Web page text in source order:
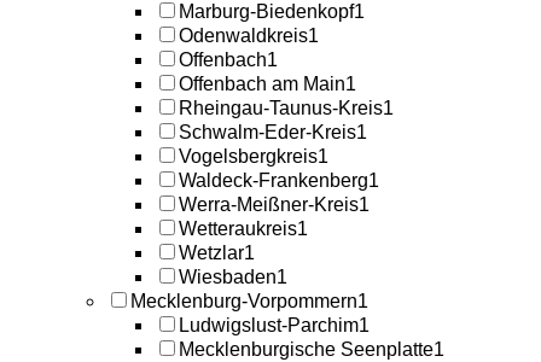
Marburg-Biedenkopf1
Odenwaldkreis1
Offenbach1
Offenbach am Main1
Rheingau-Taunus-Kreis1
Schwalm-Eder-Kreis1
Vogelsbergkreis1
Waldeck-Frankenberg1
Werra-Meißner-Kreis1
Wetteraukreis1
Wetzlar1
Wiesbaden1
Mecklenburg-Vorpommern1
Ludwigslust-Parchim1
Mecklenburgische Seenplatte1